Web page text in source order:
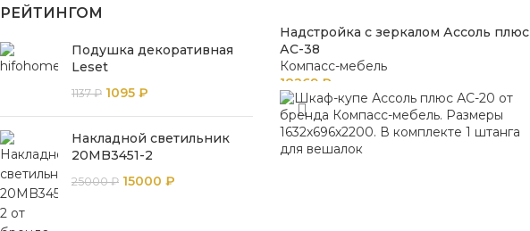
РЕЙТИНГОМ
Подушка декоративная
Leset
1137₽ 1095 ₽
Накладной светильник
20MB3451-2
25000₽ 15000 ₽
Надстройка с зеркалом Ассоль плюс
АС-38
Компасс-мебель
18269 ₽